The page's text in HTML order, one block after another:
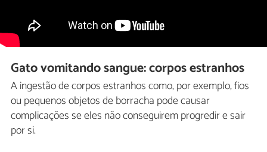
Gato vomitando sangue: corpos estranhos
A ingestão de corpos estranhos como, por exemplo, fios
ou pequenos objetos de borracha pode causar
complicações se eles não conseguirem progredir e sair
por si.